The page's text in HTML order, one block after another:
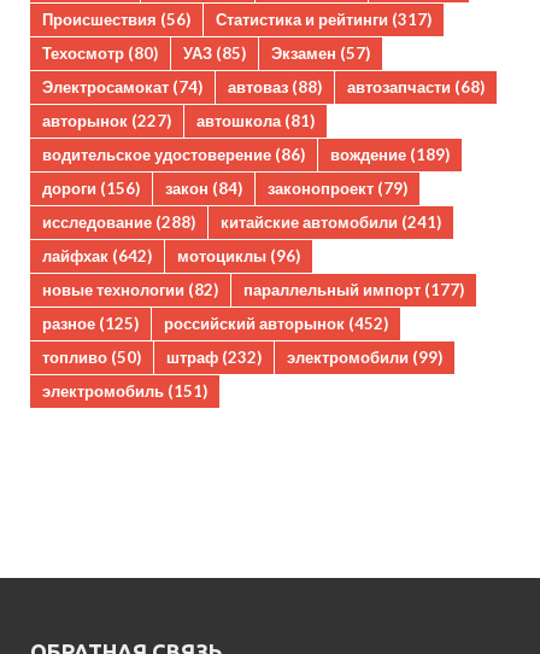
Происшествия (56) Статистика и рейтинги (317)
Техосмотр (80) УАЗ (85) Экзамен (57)
Электросамокат (74) автоваз (88) автозапчасти (68)
авторынок (227) автошкола(81)
водительское удостоверение (86) вождение (189)
дороги (156) закон (84) законопроект (79)
исследование (288) китайские автомобили (241)
лайфхак (642) мотоциклы (96)
новые технологии (82) параллельный импорт (177)
разное (125) российский авторынок (452)
топливо (50) штраф (232) электромобили (99)
электромобиль (151)